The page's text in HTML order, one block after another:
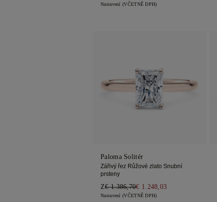
Nastavení (VČETNĚ DPH)
Paloma Solitér
Zářivý řez Růžové zlato Snubní
prsteny
Z€ 1.386,70€ 1.248,03
Nastavení (VČETNĚ DPH)